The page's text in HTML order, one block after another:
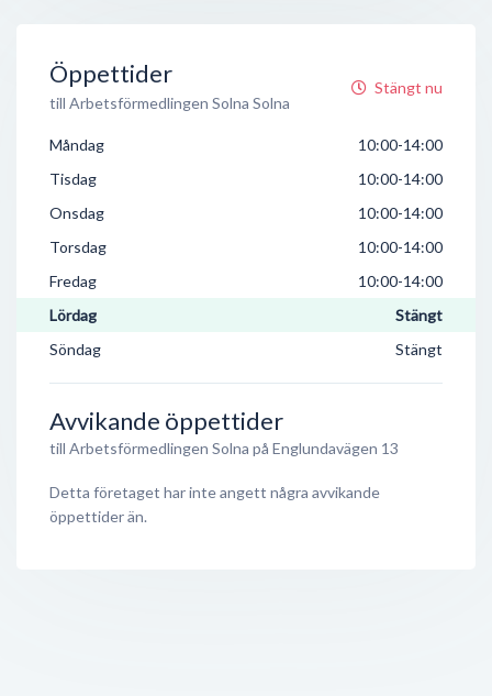
Öppettider
till Arbetsförmedlingen Solna Solna
Stängt nu
Måndag
10:00-14:00
Tisdag
10:00-14:00
Onsdag
10:00-14:00
Torsdag
10:00-14:00
Fredag
10:00-14:00
Lördag
Stängt
Söndag
Stängt
Avvikande öppettider
till Arbetsförmedlingen Solna på Englundavägen 13
Detta företaget har inte angett några avvikande
öppettider än.